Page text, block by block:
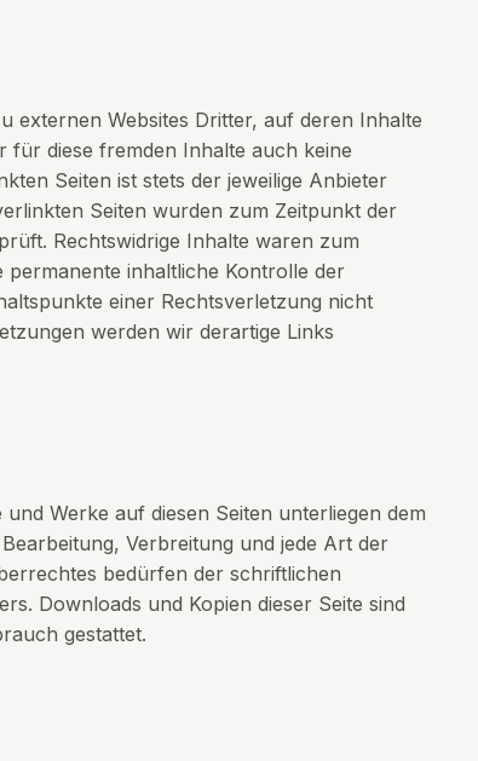
externen Websites Dritter, auf deren Inhalte
für diese fremden Inhalte auch keine
Seiten ist stets der jeweilige Anbieter
Seiten wurden zum Zeitpunkt der
Rechtswidrige Inhalte waren zum
inhaltliche Kontrolle der
einer Rechtsverletzung nicht
werden wir derartige Links
Werke auf diesen Seiten unterliegen dem
Verbreitung und jede Art der
bedürfen der schriftlichen
Downloads und Kopien dieser Seite sind
gestattet.